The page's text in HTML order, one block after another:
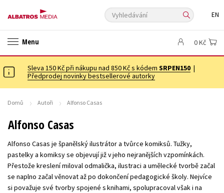
Vyhledávání EN
Menu
✉️ DÁRKOVÉ POUKAZY
Auto - moto
Beletrie pro děti
Dárkové publikace
Dárkové zboží
Esoterika a duchovní svět
Kuchařky
New Adult Ostatní Počítače
Poezie
Populárně - naučná pro dospělé
Populárně - naučné pro děti
Předškoláci
Příroda a zahrada
Přírodní vědy
0 Kč
Sleva 150 Kč při nákupu nad 850 Kč s kódem SRPEN150 |
Předprodej novinky bestsellerové autorky
Domů Autoři Alfonso Casas
Alfonso Casas
Alfonso Casas je španělský ilustrátor a tvůrce komiksů. Tužky,
pastelky a komiksy se objevují již v jeho nejranějších vzpomínkách.
Přestože kreslení miloval odmalička, ilustraci a umělecké tvorbě začal
se naplno začal věnovat až po dokončení pedagogické školy. Nejvíce
si považuje své tvorby spojené s knihami, spolupracoval však i na